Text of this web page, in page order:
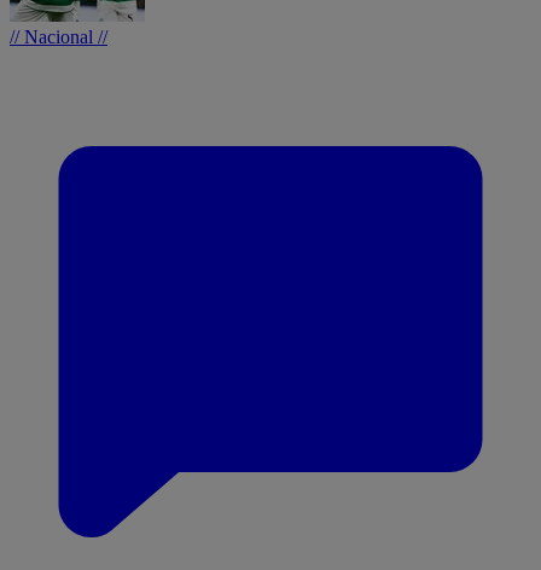
// Nacional //